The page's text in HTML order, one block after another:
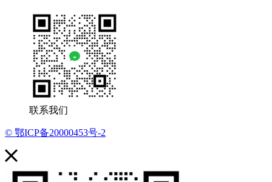
联系我们
© 鄂ICP备20000453号-2